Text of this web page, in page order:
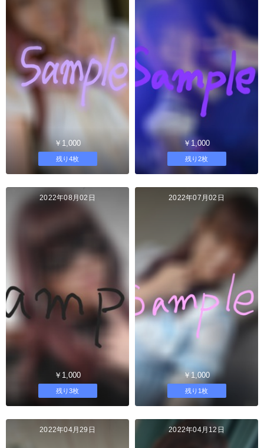
￥1,000
残り4枚
￥1,000
残り2枚
2022年08月02日
￥1,000
残り3枚
2022年07月02日
￥1,000
残り1枚
2022年04月29日 2022年04月12日